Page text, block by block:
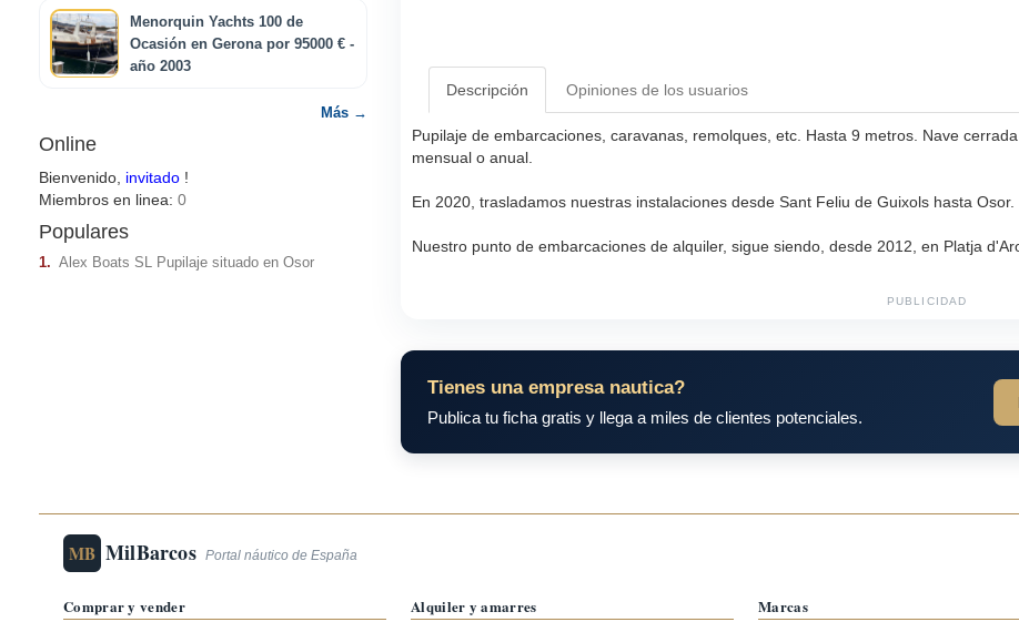
Menorquin Yachts 100 de
Ocasión en Gerona por 95000 € -
año 2003
Más →
Online
Bienvenido, invitado !
Miembros en linea: 0
Populares
1. Alex Boats SL Pupilaje situado en Osor
Descripción Opiniones de los usuarios
Pupilaje de embarcaciones, caravanas, remolques, etc. Hasta 9 metros. Nave
mensual o anual.
En 2020, trasladamos nuestras instalaciones desde Sant Feliu de Guixols hasta Osor.
Nuestro punto de embarcaciones de alquiler, sigue siendo, desde 2012, en Platja
PUBLICIDAD
Tienes una empresa nautica?
Publica tu ficha gratis y llega a miles de clientes potenciales.
MB MilBarcos Portal náutico de España
Comprar y vender Alquiler y amarres Marcas